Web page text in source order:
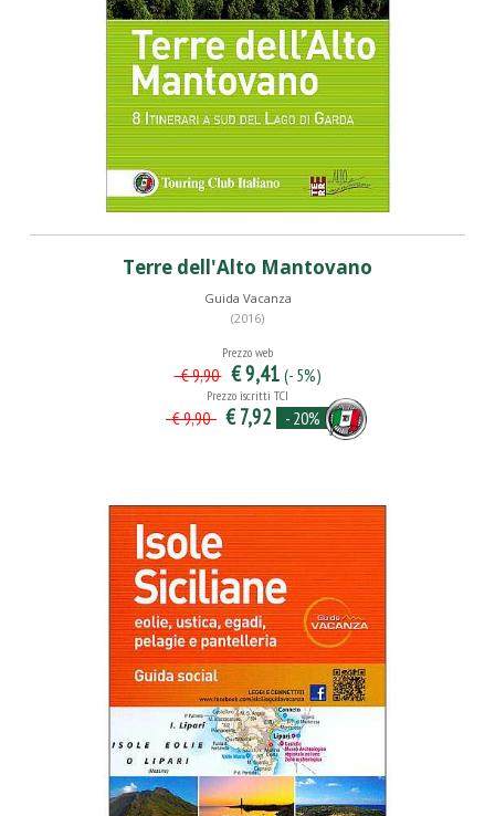
Terre dell'Alto Mantovano
Guida Vacanza
(2016)
Prezzo web
€ 9,90 € 9,41 (- 5%)
Prezzo iscritti TCI
€ 9,90 € 7,92 - 20%